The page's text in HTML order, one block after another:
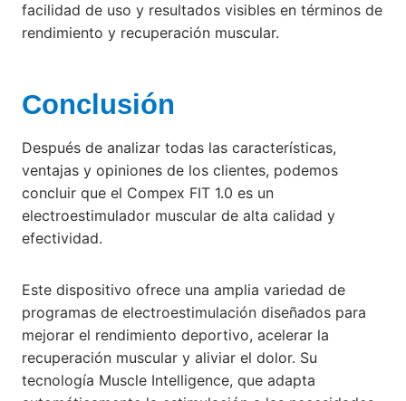
facilidad de uso y resultados visibles en términos de
rendimiento y recuperación muscular.
Conclusión
Después de analizar todas las características,
ventajas y opiniones de los clientes, podemos
concluir que el Compex FIT 1.0 es un
electroestimulador muscular de alta calidad y
efectividad.
Este dispositivo ofrece una amplia variedad de
programas de electroestimulación diseñados para
mejorar el rendimiento deportivo, acelerar la
recuperación muscular y aliviar el dolor. Su
tecnología Muscle Intelligence, que adapta